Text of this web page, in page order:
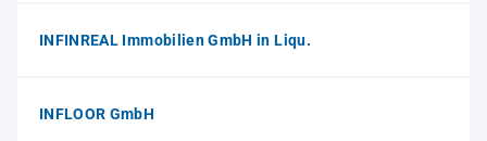
INFINREAL Immobilien GmbH in Liqu.
INFLOOR GmbH